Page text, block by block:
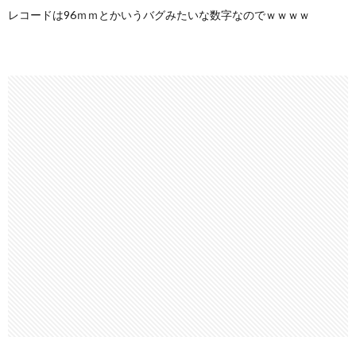
レコードは96ｍｍとかいうバグみたいな数字なのでｗｗｗｗ